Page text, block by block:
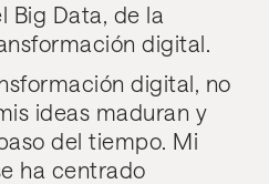
Big Data, de la
digital.
digital, no
ideas maduran y
del tiempo. Mi
ha centrado